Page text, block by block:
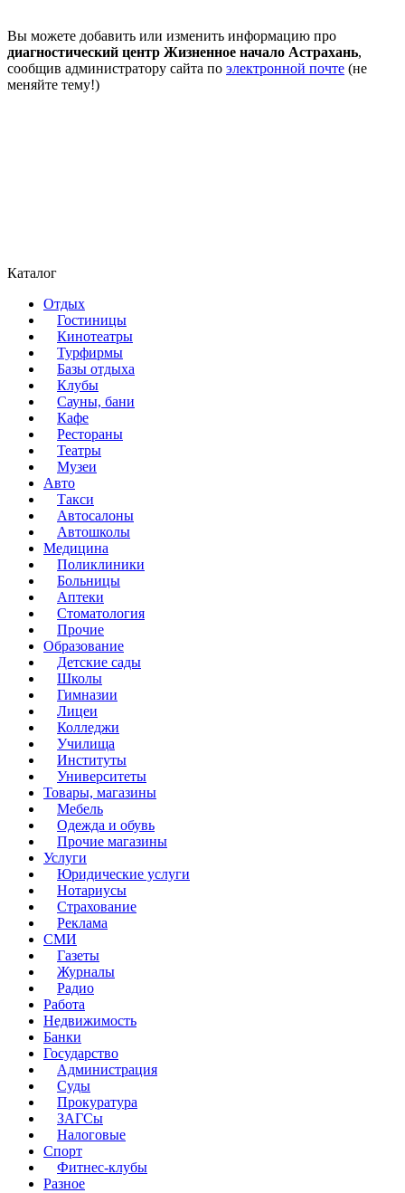
Вы можете добавить или изменить информацию про
диагностический центр Жизненное начало Астрахань,
сообщив администратору сайта по электронной почте (не
меняйте тему!)
Каталог
Отдых
Гостиницы
Кинотеатры
Турфирмы
Базы отдыха
Клубы
Сауны, бани
Кафе
Рестораны
Театры
Музеи
Авто
Такси
Автосалоны
Автошколы
Медицина
Поликлиники
Больницы
Аптеки
Стоматология
Прочие
Образование
Детские сады
Школы
Гимназии
Лицеи
Колледжи
Училища
Институты
Университеты
Товары, магазины
Мебель
Одежда и обувь
Прочие магазины
Услуги
Юридические услуги
Нотариусы
Страхование
Реклама
СМИ
Газеты
Журналы
Радио
Работа
Недвижимость
Банки
Государство
Администрация
Суды
Прокуратура
ЗАГСы
Налоговые
Спорт
Фитнес-клубы
Разное